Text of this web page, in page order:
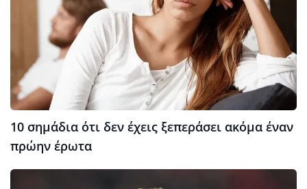
10 σημάδια ότι δεν έχεις ξεπεράσει ακόμα έναν
πρώην έρωτα